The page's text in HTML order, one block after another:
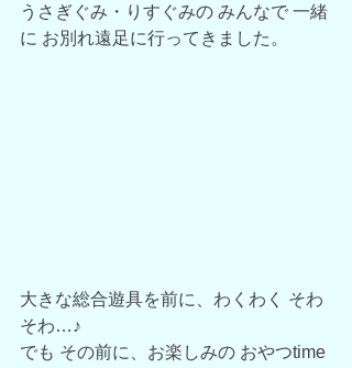
うさぎぐみ・りすぐみの みんなで 一緒
に お別れ遠足に行ってきました。
大きな総合遊具を前に、わくわく そわ
そわ…♪
でも その前に、お楽しみの おやつtime